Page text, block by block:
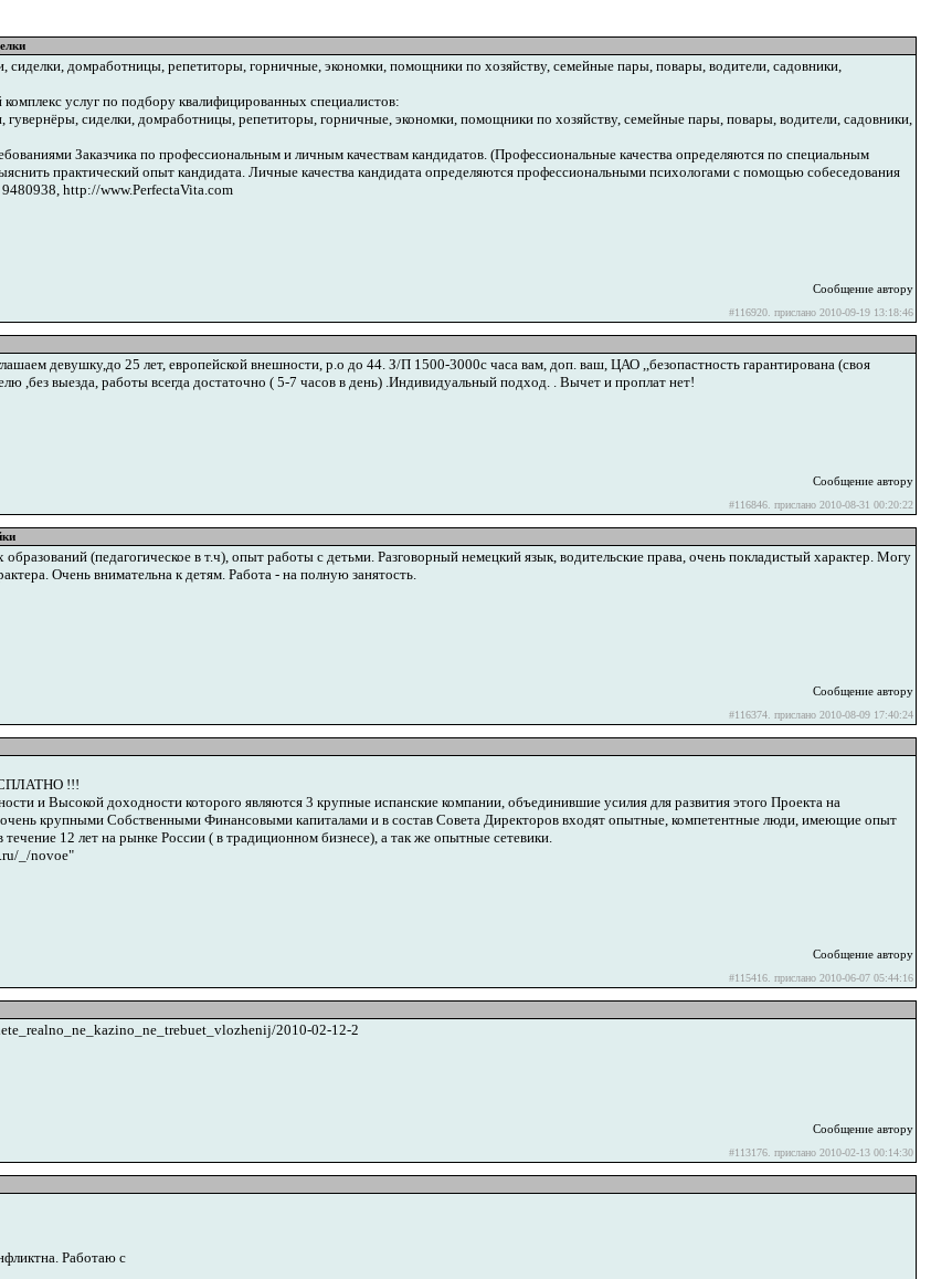
сиделки, домработницы, репетиторы, горничные, экономки, помощники по хозяйству, семейные пары, повары, водители, садовники,
услуг по подбору квалифицированных специалистов:
гувернёры, сиделки, домработницы, репетиторы, горничные, экономки, помощники по хозяйству, семейные пары, повары, водители, садовники,
Заказчика по профессиональным и личным качествам кандидатов. (Профессиональные качества определяются по специальным
практический опыт кандидата. Личные качества кандидата определяются профессиональными психологами с помощью собеседования
http://www.PerfectaVita.com
Сообщение автору
#116920. прислано 2010-09-19 13:18:46
девушку,до 25 лет, европейской внешности, р.о до 44. З/П 1500-3000с часа вам, доп. ваш, ЦАО ,,безопастность гарантирована (своя
,без выезда, работы всегда достаточно ( 5-7 часов в день) .Индивидуальный подход. . Вычет и проплат нет!
Сообщение автору
#116846. прислано 2010-08-31 00:20:22
(педагогическое в т.ч), опыт работы с детьми. Разговорный немецкий язык, водительские права, очень покладистый характер. Могу
Очень внимательна к детям. Работа - на полную занятость.
Сообщение автору
#116374. прислано 2010-08-09 17:40:24
!!!
и Высокой доходности которого являются 3 крупные испанские компании, объединившие усилия для развития этого Проекта на
крупными Собственными Финансовыми капиталами и в состав Совета Директоров входят опытные, компетентные люди, имеющие опыт
12 лет на рынке России ( в традиционном бизнесе), а так же опытные сетевики.
_/novoe"
Сообщение автору
#115416. прислано 2010-06-07 05:44:16
2010-02-12-2
Сообщение автору
#113176. прислано 2010-02-13 00:14:30
Работаю с